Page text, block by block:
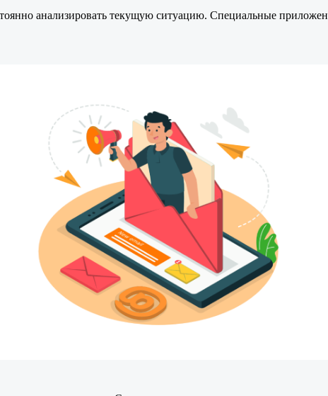
анализировать текущую ситуацию. Специальные